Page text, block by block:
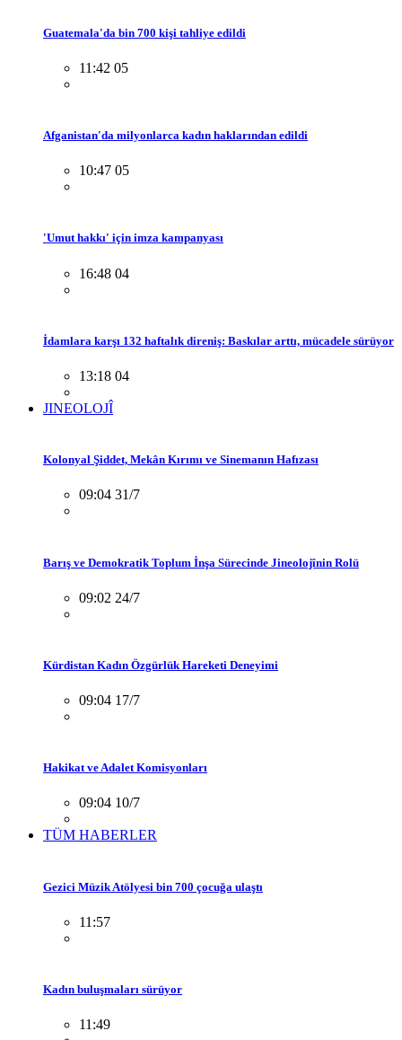
Guatemala'da bin 700 kişi tahliye edildi
11:42 05
Afganistan'da milyonlarca kadın haklarından edildi
10:47 05
'Umut hakkı' için imza kampanyası
16:48 04
İdamlara karşı 132 haftalık direniş: Baskılar arttı, mücadele sürüyor
13:18 04
JINEOLOJÎ
Kolonyal Şiddet, Mekân Kırımı ve Sinemanın Hafızası
09:04 31/7
Barış ve Demokratik Toplum İnşa Sürecinde Jineolojînin Rolü
09:02 24/7
Kürdistan Kadın Özgürlük Hareketi Deneyimi
09:04 17/7
Hakikat ve Adalet Komisyonları
09:04 10/7
TÜM HABERLER
Gezici Müzik Atölyesi bin 700 çocuğa ulaştı
11:57
Kadın buluşmaları sürüyor
11:49